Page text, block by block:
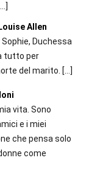
Allen
Duchessa
tutto per
del marito. […]
vita. Sono
e i miei
che pensa solo
come